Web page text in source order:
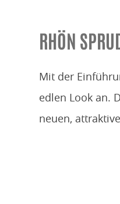
RHÖN
Mit der
edlen Look an.
neuen,